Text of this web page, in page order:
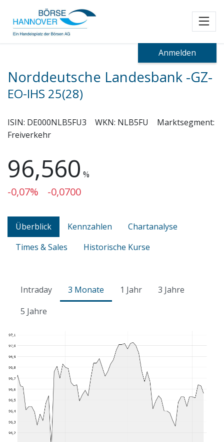
Anmelden
Norddeutsche Landesbank -GZ-
EO-IHS 25(28)
ISIN: DE000NLB5FU3 WKN: NLB5FU
Marktsegment:
Freiverkehr
96,560 %
-0,07% -0,0700
Überblick Kennzahlen
Chartanalyse
Times & Sales
Historische Kurse
Intraday 3 Monate 1 Jahr
3 Jahre
5 Jahre